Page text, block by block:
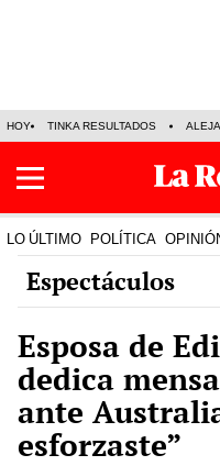
HOY TINKA RESULTADOS
LO ÚLTIMO POLÍTICA
Espectáculos
Esposa de
dedica
ante
esforzaste”